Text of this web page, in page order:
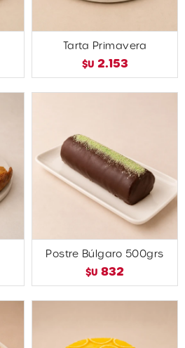
Tarta Primavera
$U 2.153
Postre Búlgaro 500grs
$U 832